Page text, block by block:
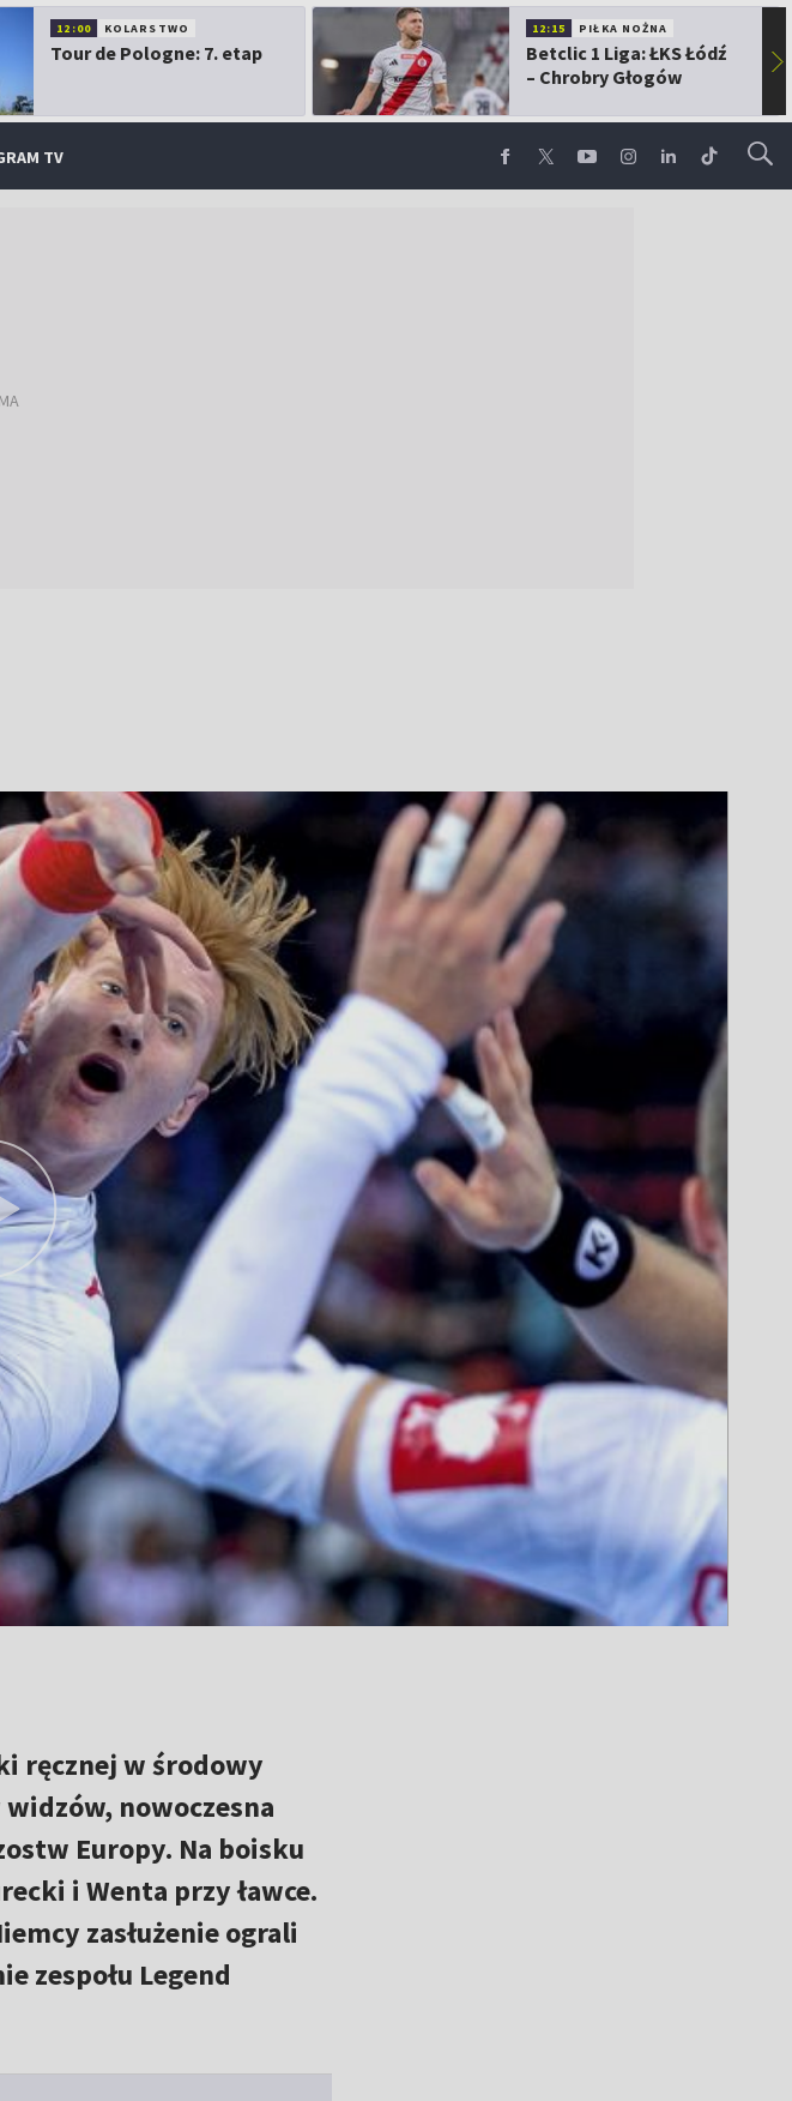
12:00 KOLARSTWO
Tour de Pologne: 7. etap
12:15 PIŁKA NOŻNA
Betclic 1 Liga: ŁKS Łódź
– Chrobry Głogów
▶
TV
ręcznej w środowy
nowoczesna
Europy. Na boisku
i Wenta przy ławce.
zasłużenie ograli
zespołu Legend